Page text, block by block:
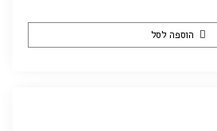
הוספה לסל